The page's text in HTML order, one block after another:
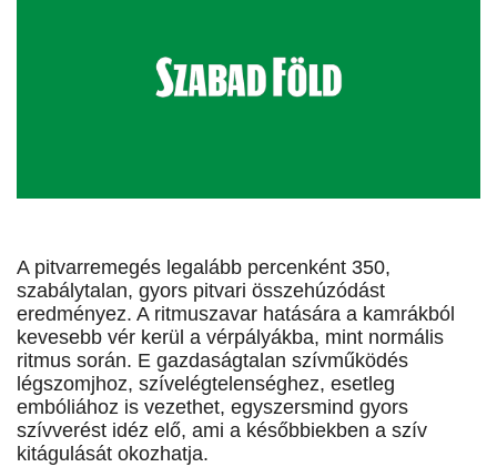
A pitvarremegés legalább percenként 350,
szabálytalan, gyors pitvari összehúzódást
eredményez. A ritmuszavar hatására a kamrákból
kevesebb vér kerül a vérpályákba, mint normális
ritmus során. E gazdaságtalan szívműködés
légszomjhoz, szívelégtelenséghez, esetleg
embóliához is vezethet, egyszersmind gyors
szívverést idéz elő, ami a későbbiekben a szív
kitágulását okozhatja.